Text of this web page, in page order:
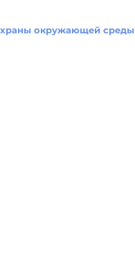
окружающей среды